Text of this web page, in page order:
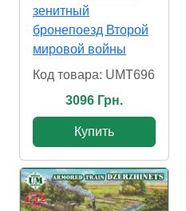
зенитный
бронепоезд Второй
мировой войны
Код товара: UMT696
3096 Грн.
Купить